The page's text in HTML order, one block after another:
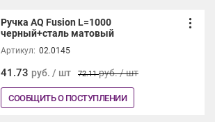
Ручка AQ Fusion L=1000
черный+сталь матовый
Артикул: 02.0145
41.73 руб. / шт 72.11руб. / шт
СООБЩИТЬ О ПОСТУПЛЕНИИ